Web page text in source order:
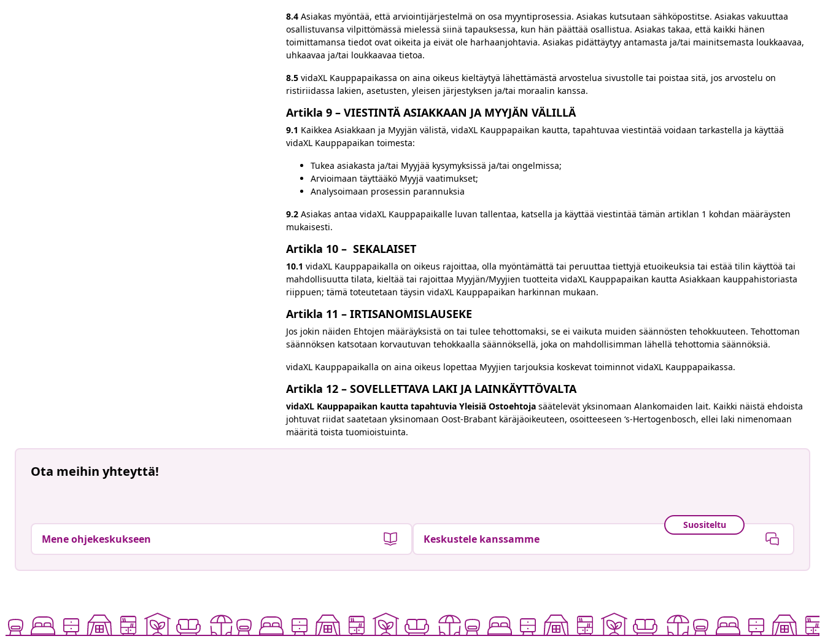
8.4 Asiakas myöntää, että arviointijärjestelmä on osa myyntiprosessia. Asiakas kutsutaan sähköpostitse. Asiakas vakuuttaa
osallistuvansa vilpittömässä mielessä siinä tapauksessa, kun hän päättää osallistua. Asiakas takaa, että kaikki hänen
toimittamansa tiedot ovat oikeita ja eivät ole harhaanjohtavia. Asiakas pidättäytyy antamasta ja/tai mainitsemasta loukkaavaa,
uhkaavaa ja/tai loukkaavaa tietoa.
8.5 vidaXL Kauppapaikassa on aina oikeus kieltäytyä lähettämästä arvostelua sivustolle tai poistaa sitä, jos arvostelu on
ristiriidassa lakien, asetusten, yleisen järjestyksen ja/tai moraalin kanssa.
Artikla 9 – VIESTINTÄ ASIAKKAAN JA MYYJÄN VÄLILLÄ
9.1 Kaikkea Asiakkaan ja Myyjän välistä, vidaXL Kauppapaikan kautta, tapahtuvaa viestintää voidaan tarkastella ja käyttää
vidaXL Kauppapaikan toimesta:
Tukea asiakasta ja/tai Myyjää kysymyksissä ja/tai ongelmissa;
Arvioimaan täyttääkö Myyjä vaatimukset;
Analysoimaan prosessin parannuksia
9.2 Asiakas antaa vidaXL Kauppapaikalle luvan tallentaa, katsella ja käyttää viestintää tämän artiklan 1 kohdan määräysten
mukaisesti.
Artikla 10 – SEKALAISET
10.1 vidaXL Kauppapaikalla on oikeus rajoittaa, olla myöntämättä tai peruuttaa tiettyjä etuoikeuksia tai estää tilin käyttöä tai
mahdollisuutta tilata, kieltää tai rajoittaa Myyjän/Myyjien tuotteita vidaXL Kauppapaikan kautta Asiakkaan kauppahistoriasta
riippuen; tämä toteutetaan täysin vidaXL Kauppapaikan harkinnan mukaan.
Artikla 11 – IRTISANOMISLAUSEKE
Jos jokin näiden Ehtojen määräyksistä on tai tulee tehottomaksi, se ei vaikuta muiden säännösten tehokkuuteen. Tehottoman
säännöksen katsotaan korvautuvan tehokkaalla säännöksellä, joka on mahdollisimman lähellä tehottomia säännöksiä.
vidaXL Kauppapaikalla on aina oikeus lopettaa Myyjien tarjouksia koskevat toiminnot vidaXL Kauppapaikassa.
Artikla 12 – SOVELLETTAVA LAKI JA LAINKÄYTTÖVALTA
vidaXL Kauppapaikan kautta tapahtuvia Yleisiä Ostoehtoja säätelevät yksinomaan Alankomaiden lait. Kaikki näistä ehdoista
johtuvat riidat saatetaan yksinomaan Oost-Brabant käräjäoikeuteen, osoitteeseen ‘s-Hertogenbosch, ellei laki nimenomaan
määritä toista tuomioistuinta.
Ota meihin yhteyttä!
Mene ohjekeskukseen
Suositeltu
Keskustele kanssamme